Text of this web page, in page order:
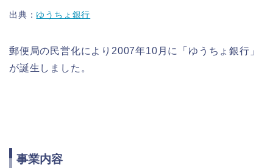
出典： ゆうちょ銀行
郵便局の民営化により2007年10月に「ゆうちょ銀行」
が誕生しました。
事業内容